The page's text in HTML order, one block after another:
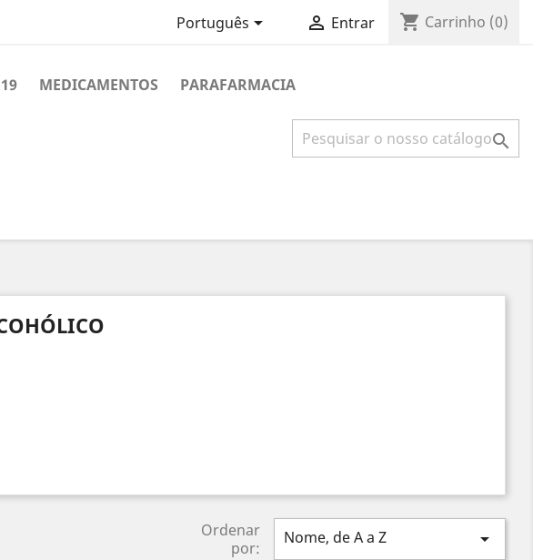
Português  Entrar shopping_cart Carrinho (0)
MEDICAMENTOS PARAFARMACIA

Ordenar
por:
Nome, de A a Z 